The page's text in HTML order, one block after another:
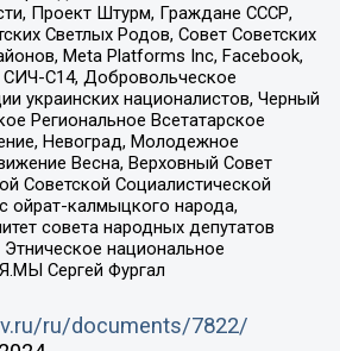
Проект Штурм, Граждане СССР,
Светлых Родов, Совет Советских
Meta Platforms Inc, Facebook,
СИЧ-С14, Добровольческое
украинских националистов, Черный
Региональное Всетатарское
Невоград, Молодежное
Весна, Верховный Совет
Советской Социалистической
ойрат-калмыцкого народа,
совета народных депутатов
национальное
Сергей Фургал
ru/documents/7822/